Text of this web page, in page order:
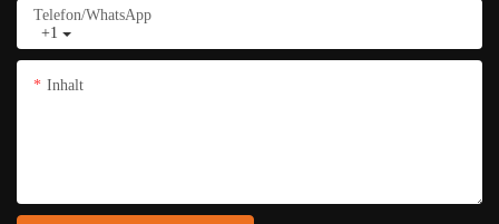
+1
Telefon/WhatsApp
Inhalt